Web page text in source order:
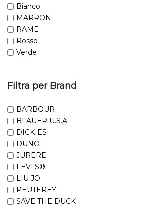
Bianco
MARRON
RAME
Rosso
Verde
Filtra per Brand
BARBOUR
BLAUER U.S.A.
DICKIES
DUNO
JURERE
LEVI'S®
LIU JO
PEUTEREY
SAVE THE DUCK